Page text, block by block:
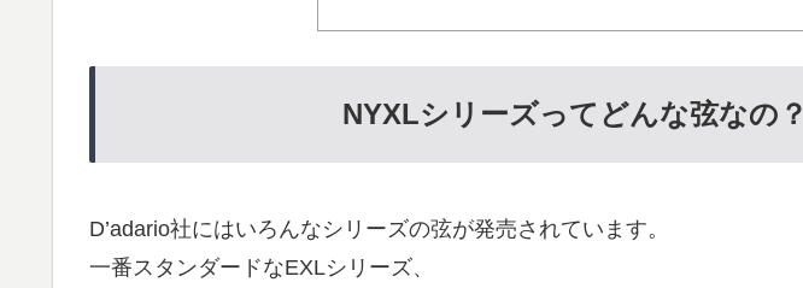
NYXLシリーズってどんな弦なの？
D’adario社にはいろんなシリーズの弦が発売されています。
一番スタンダードなEXLシリーズ、